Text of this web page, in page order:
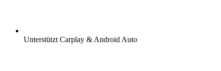
Unterstützt Carplay & Android Auto